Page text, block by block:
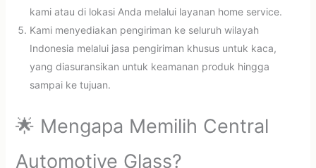
kami atau di lokasi Anda melalui layanan home service.
Kami menyediakan pengiriman ke seluruh wilayah
Indonesia melalui jasa pengiriman khusus untuk kaca,
yang diasuransikan untuk keamanan produk hingga
sampai ke tujuan.
🌟 Mengapa Memilih Central
Automotive Glass?